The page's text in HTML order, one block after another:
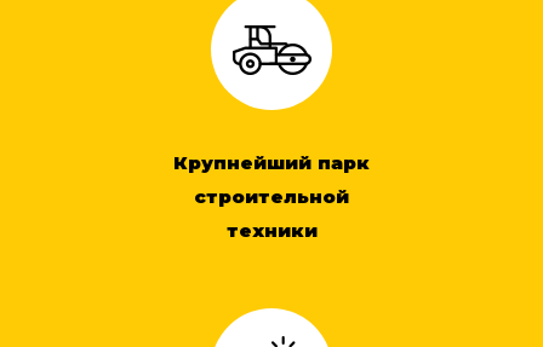
Крупнейший парк
строительной
техники